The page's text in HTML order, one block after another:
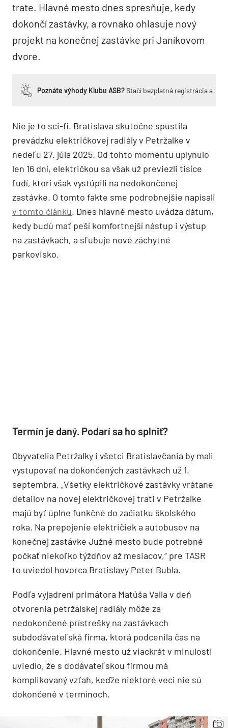
trate. Hlavné mesto dnes spresňuje, kedy
dokončí zastávky, a rovnako ohlasuje nový
projekt na konečnej zastávke pri Janíkovom
dvore.
Poznáte výhody Klubu ASB?Stačí bezplatná registrácia a
Nie je to sci-fi. Bratislava skutočne spustila
prevádzku električkovej radiály v Petržalke v
nedeľu 27. júla 2025. Od tohto momentu uplynulo
len 16 dní, električkou sa však už previezli tisíce
ľudí, ktorí však vystúpili na nedokončenej
zastávke. O tomto fakte sme podrobnejšie napísali
v tomto článku. Dnes hlavné mesto uvádza dátum,
kedy budú mať peší komfortnejší nástup i výstup
na zastávkach, a sľubuje nové záchytné
parkovisko.
Termín je daný. Podarí sa ho splniť?
Obyvatelia Petržalky i všetci Bratislavčania by mali
vystupovať na dokončených zastávkach už 1.
septembra. „Všetky električkové zastávky vrátane
detailov na novej električkovej trati v Petržalke
majú byť úplne funkčné do začiatku školského
roka. Na prepojenie električiek a autobusov na
konečnej zastávke Južné mesto bude potrebné
počkať niekoľko týždňov až mesiacov,“ pre TASR
to uviedol hovorca Bratislavy Peter Bubla.
Podľa vyjadrení primátora Matúša Valla v deň
otvorenia petržalskej radiály môže za
nedokončené prístrešky na zastávkach
subdodávateľská firma, ktorá podcenila čas na
dokončenie. Hlavné mesto už viackrát v minulosti
uviedlo, že s dodávateľskou firmou má
komplikovaný vzťah, keďže niektoré veci nie sú
dokončené v termínoch.